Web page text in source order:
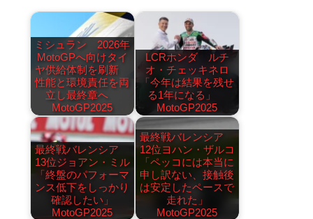
ミシュラン 2026年
MotoGPへ向けタイ
ヤ供給体制を刷新
性能と環境責任を両
立し最終章へ
MotoGP2025
LCRホンダ ルチ
オ・チェッキネロ
「今年は結果を残せ
る1年になる」
MotoGP2025
最終戦バレンシア
13位ジョアン・ミル
「終盤のパフォーマ
ンス低下をしっかり
確認したい」
MotoGP2025
最終戦バレンシア
12位ヨハン・ザルコ
「ペッコには本当に
申し訳ない、接触後
は安定したペースで
走れた」
MotoGP2025